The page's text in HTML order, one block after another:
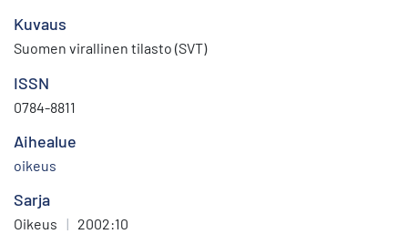
Kuvaus
Suomen virallinen tilasto (SVT)
ISSN
0784-8811
Aihealue
oikeus
Sarja
Oikeus | 2002:10